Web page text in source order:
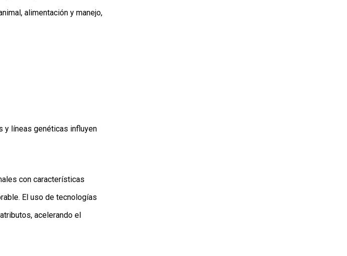
alimentación y manejo,
y líneas genéticas influyen
con características
El uso de tecnologías
acelerando el